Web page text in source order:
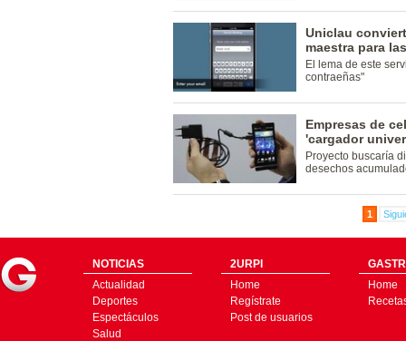
Uniclau
maestra para
El lema de este
contraeñas"
Empresas de
'cargador
Proyecto buscaría
desechos
1
NOTICIAS
Actualidad
Deportes
Espectáculos
Salud
2URPI
Home
Regístrate
Post de usuarios
Home